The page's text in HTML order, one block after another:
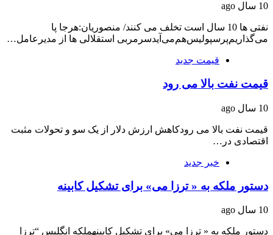
10 سال ago
نفتی ها 10 سال است تخلف می کنند/ منصوریان:هرجا پا
می‌گذاریم‌پرسپولیس‌هم‌می‌آیدسرمربی استقلالی ها از مدیرعامل…
قیمت جدید
قیمت نفت بالا می رود
10 سال ago
قیمت نفت بالا می رودکاهش ارزش دلار از یک سو و تحولات مثبت
اقتصادی در…
خبر جدید
دستور ملکه به « ترزا می» برای تشکیل کابینه
10 سال ago
دستور ملکه به « ترزا می» برای تشکیل کابینهملکه انگلیس “ترزا